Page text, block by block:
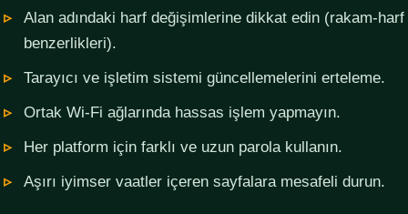
Alan adındaki harf değişimlerine dikkat edin (rakam-harf
benzerlikleri).
Tarayıcı ve işletim sistemi güncellemelerini erteleme.
Ortak Wi-Fi ağlarında hassas işlem yapmayın.
Her platform için farklı ve uzun parola kullanın.
Aşırı iyimser vaatler içeren sayfalara mesafeli durun.